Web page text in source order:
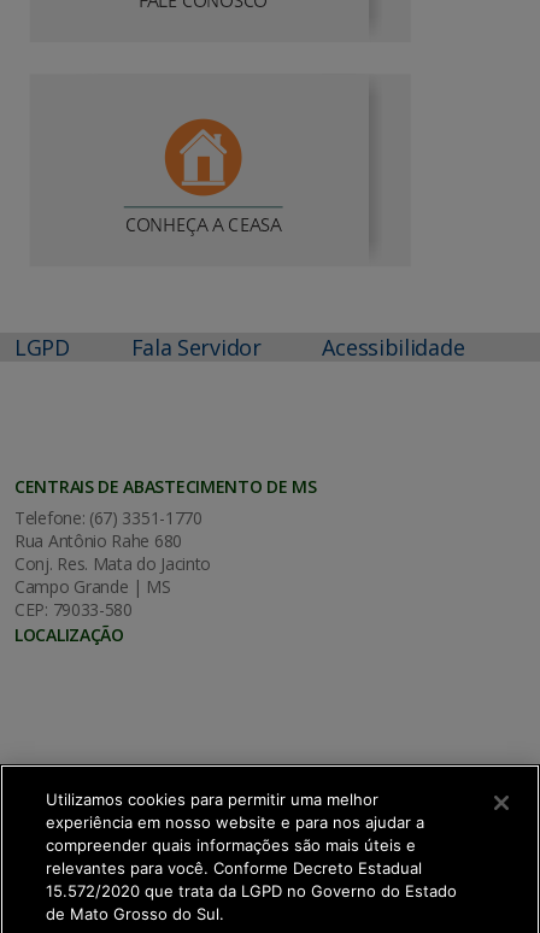
LGPD Fala Servidor Acessibilidade
CENTRAIS DE ABASTECIMENTO DE MS
Telefone: (67) 3351-1770
Rua Antônio Rahe 680
Conj. Res. Mata do Jacinto
Campo Grande | MS
CEP: 79033-580
LOCALIZAÇÃO
Utilizamos cookies para permitir uma melhor
experiência em nosso website e para nos ajudar a
compreender quais informações são mais úteis e
relevantes para você. Conforme Decreto Estadual
15.572/2020 que trata da LGPD no Governo do Estado
de Mato Grosso do Sul.